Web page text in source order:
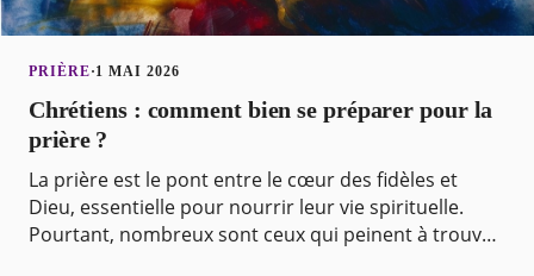
PRIÈRE·1 MAI 2026
Chrétiens : comment bien se préparer pour la
prière ?
La prière est le pont entre le cœur des fidèles et
Dieu, essentielle pour nourrir leur vie spirituelle.
Pourtant, nombreux sont ceux qui peinent à trouver